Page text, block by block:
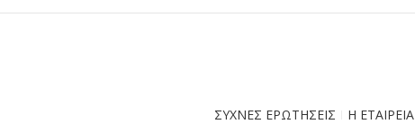
ΣΥΧΝΕΣ ΕΡΩΤΗΣΕΙΣ Η ΕΤΑΙΡΕΙΑ